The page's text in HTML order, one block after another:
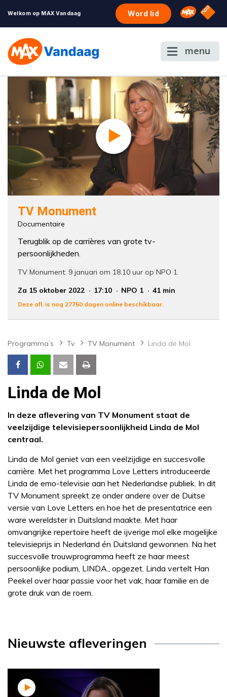
Welkom op MAX Vandaag Word lid Omroep
NPO
menu
TV Monument
Documentaire
Terugblik op de carrières van grote tv-
persoonlijkheden.
TV Monument: 9 januari om 18.10 uur op NPO 1.
Za 15 oktober 2022
17:10 NPO 1 41 min
Deze afl. is nog 27750 dagen online beschikbaar.
Programma’s Tv TV Monument Linda de Mol
Linda de Mol
In deze aflevering van TV Monument staat de
veelzijdige televisiepersoonlijkheid Linda de Mol
centraal.
Linda de Mol geniet van een veelzijdige en succesvolle
carrière. Met het programma Love Letters introduceerde
Linda de emo-televisie aan het Nederlandse publiek. In dit
TV Monument spreekt ze onder andere over de Duitse
versie van Love Letters en hoe het de presentatrice een
ware wereldster in Duitsland maakte. Met haar
omvangrijke repertoire heeft de ijverige mol elke mogelijke
televisieprijs in Nederland én Duitsland gewonnen. Na het
succesvolle trouwprogramma heeft ze haar meest
persoonlijke podium, LINDA., opgezet. Linda vertelt Han
Peekel over haar passie voor het vak, haar familie en de
grote druk van de roem.
Nieuwste afleveringen